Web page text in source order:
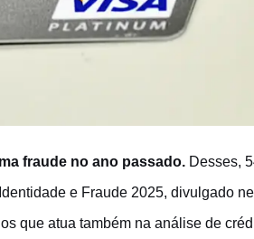
fraude no ano passado. Desses,
e Fraude 2025, divulgado
que atua também na análise de